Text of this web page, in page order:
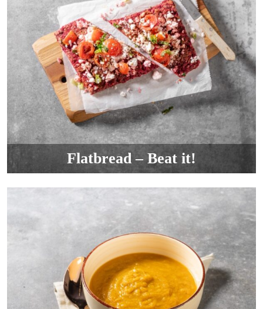
Flatbread – Beat it!